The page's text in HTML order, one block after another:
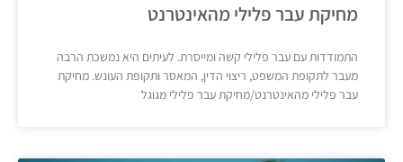
מחיקת עבר פלילי מהאינטרנט
התמודדות עם עבר פלילי קשה ומייסרת. לעיתים היא נמשכת הרבה
מעבר לתקופת המשפט, ריצוי הדין, המאסר ותקופת העונש. מחיקת
עבר פלילי מהאינטרנט/מחיקת עבר פלילי מגוגל